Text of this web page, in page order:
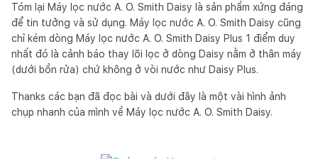
Tóm lại Máy lọc nước A. O. Smith Daisy là sản phẩm xứng đáng
để tin tưởng và sử dụng. Máy lọc nước A. O. Smith Daisy cũng
chỉ kém dòng Máy lọc nước A. O. Smith Daisy Plus 1 điểm duy
nhất đó là cảnh báo thay lõi lọc ở dòng Daisy nằm ở thân máy
(dưới bồn rửa) chứ không ở vòi nước như Daisy Plus.
Thanks các bạn đã đọc bài và dưới đây là một vài hình ảnh
chụp nhanh của mình về Máy lọc nước A. O. Smith Daisy.